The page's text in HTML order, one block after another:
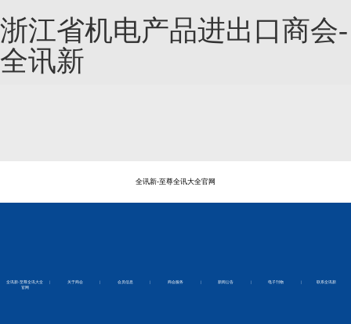
浙江省机电产品进出口商会-
全讯新
全讯新-至尊全讯大全官网
全讯新-至尊全讯大全
官网
| 关于商会 | 会员信息 | 商会服务 | 新闻公告 | 电子刊物 | 联系全讯新